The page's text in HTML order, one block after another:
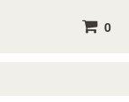
0